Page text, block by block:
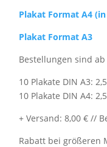
Plakat Format A4
Plakat Format A3
Bestellungen sind
10 Plakate DIN A3:
10 Plakate DIN A4:
+ Versand: 8,00 € //
Rabatt bei größeren